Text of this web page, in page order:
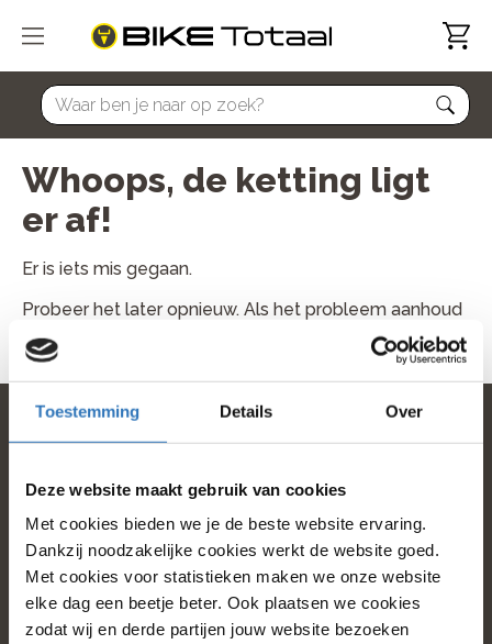
Toestemming Details Over
Deze website maakt gebruik van cookies
Met cookies bieden we je de beste website ervaring.
Dankzij noodzakelijke cookies werkt de website goed.
Met cookies voor statistieken maken we onze website
elke dag een beetje beter. Ook plaatsen we cookies
zodat wij en derde partijen jouw website bezoeken
home
Whoops, de ketting ligt
er af!
Er is iets mis gegaan.
Probeer het later opnieuw. Als het probleem aanhoud
neem dan contact met ons op.
home
Populaire categorieën
Onze service
Klantenservice